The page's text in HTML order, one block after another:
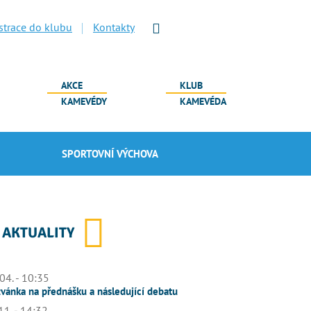
do klubu Kontakty
AKCE
KAMEVÉDY
KLUB
KAMEVÉDA
SPORTOVNÍ VÝCHOVA
AKTUALITY
- 10:35
na přednášku a následující debatu